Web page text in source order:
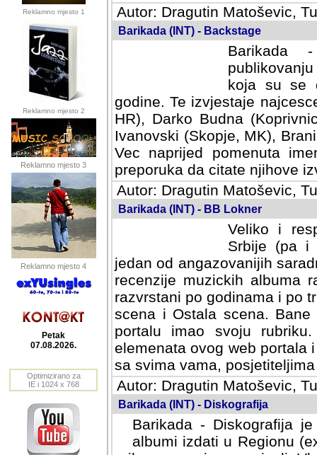
Reklamno mjesto 1
Reklamno mjesto 2
Reklamno mjesto 3
Reklamno mjesto 4
Petak
07.08.2026.
Optimizirano za
IE i 1024 x 768
Autor: Dragutin Matoševic,
Barikada (INT) - Backstage
Barikada
koja su se
godine. Te izvjestaje
HR), Darko Budna
Ivanovski (Skopje, MK),
Vec naprijed pomenuta
preporuka da citate njihove
Autor: Dragutin Matoševic,
Barikada (INT) - BB Lokner
Veliko i
Srbije (pa i
jedan od angazovanijih
recenzije muzickih albuma
razvrstani po godinama i po
scena i Ostala scena.
portalu imao svoju
elemenata ovog web portala
sa svima vama,
Autor: Dragutin Matoševic,
Barikada (INT) - Diskografija
Barikada - Diskografija
albumi izdati u Regionu